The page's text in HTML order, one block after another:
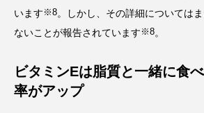
います ※8。しかし、その詳細については
ないことが報告されています ※8。
ビタミンEは脂質と一緒に食
率がアップ